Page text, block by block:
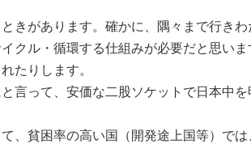
きがあります。確かに、隅々まで行き
クル・循環する仕組みが必要だと思い
たりします。
言って、安価な二股ソケットで日本中
、貧困率の高い国（開発途上国等）では